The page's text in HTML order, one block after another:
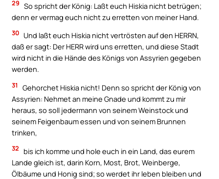
29 So spricht der König: Laßt euch Hiskia nicht betrügen;
denn er vermag euch nicht zu erretten von meiner Hand.
30 Und laßt euch Hiskia nicht vertrösten auf den HERRN,
daß er sagt: Der HERR wird uns erretten, und diese Stadt
wird nicht in die Hände des Königs von Assyrien gegeben
werden.
31
Gehorchet Hiskia nicht! Denn so spricht der König von
Assyrien: Nehmet an meine Gnade und kommt zu mir
heraus, so soll jedermann von seinem Weinstock und
seinem Feigenbaum essen und von seinem Brunnen
trinken,
32
bis ich komme und hole euch in ein Land, das eurem
Lande gleich ist, darin Korn, Most, Brot, Weinberge,
Ölbäume und Honig sind; so werdet ihr leben bleiben und